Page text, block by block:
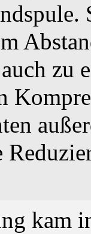
zu
kam